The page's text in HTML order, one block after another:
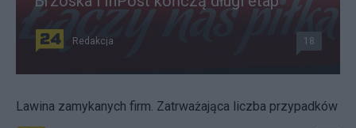
Redakcja 18
Lawina zamykanych firm. Zatrważająca liczba przypadków